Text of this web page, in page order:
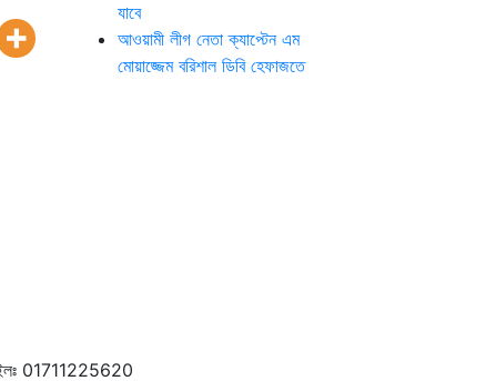
যাবে
আওয়ামী লীগ নেতা ক্যাপ্টেন এম
মোয়াজ্জেম বরিশাল ডিবি হেফাজতে
01711225620